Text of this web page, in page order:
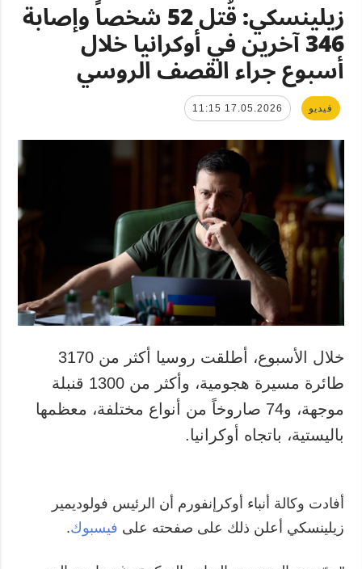
زيلينسكي: قُتل 52 شخصاً وإصابة
346 آخرين في أوكرانيا خلال
أسبوع جراء القصف الروسي
فيديو 17.05.2026 11:15
خلال الأسبوع، أطلقت روسيا أكثر من 3170
طائرة مسيرة هجومية، وأكثر من 1300 قنبلة
موجهة، و74 صاروخاً من أنواع مختلفة، معظمها
باليستية، باتجاه أوكرانيا.
أفادت وكالة أنباء أوكرإنفورم أن الرئيس فولوديمير
زيلينسكي أعلن ذلك على صفحته على فيسبوك.